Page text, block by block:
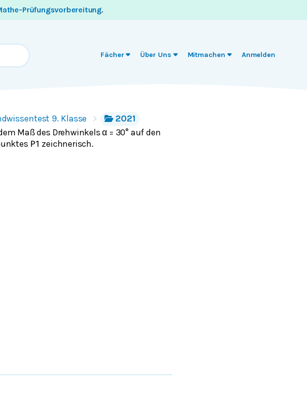
Prüfungsvorbereitung.
Fächer Über Uns Mitmachen Anmelden
9. Klasse
2021
Maß des Drehwinkels α = 30° auf den
P1 zeichnerisch.